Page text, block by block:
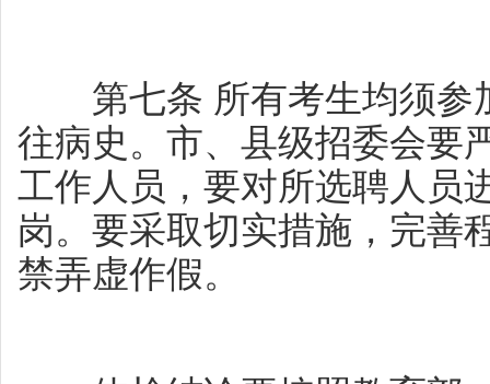
第七条 所有考生均须参
往病史。市、县级招委会要
工作人员，要对所选聘人员
岗。要采取切实措施，完善
禁弄虚作假。